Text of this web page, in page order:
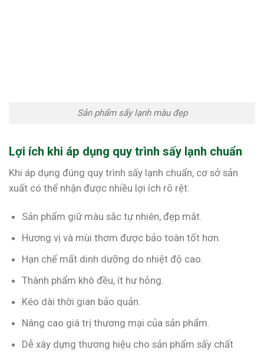
Sản phẩm sấy lạnh màu đẹp
Lợi ích khi áp dụng quy trình sấy lạnh chuẩn
Khi áp dụng đúng quy trình sấy lạnh chuẩn, cơ sở sản
xuất có thể nhận được nhiều lợi ích rõ rệt:
Sản phẩm giữ màu sắc tự nhiên, đẹp mắt.
Hương vị và mùi thơm được bảo toàn tốt hơn.
Hạn chế mất dinh dưỡng do nhiệt độ cao.
Thành phẩm khô đều, ít hư hỏng.
Kéo dài thời gian bảo quản.
Nâng cao giá trị thương mại của sản phẩm.
Dễ xây dựng thương hiệu cho sản phẩm sấy chất